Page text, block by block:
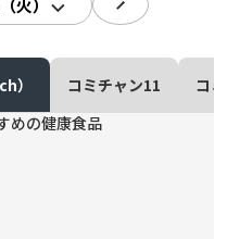
） コミチャン11 コミ
めの健康食品